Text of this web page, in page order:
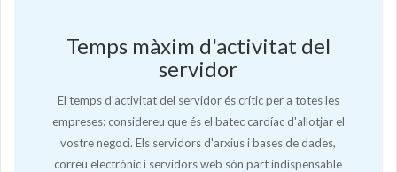
Temps màxim d'activitat del
servidor
El temps d'activitat del servidor és crític per a totes les
empreses: considereu que és el batec cardíac d'allotjar el
vostre negoci. Els servidors d'arxius i bases de dades,
correu electrònic i servidors web són part indispensable